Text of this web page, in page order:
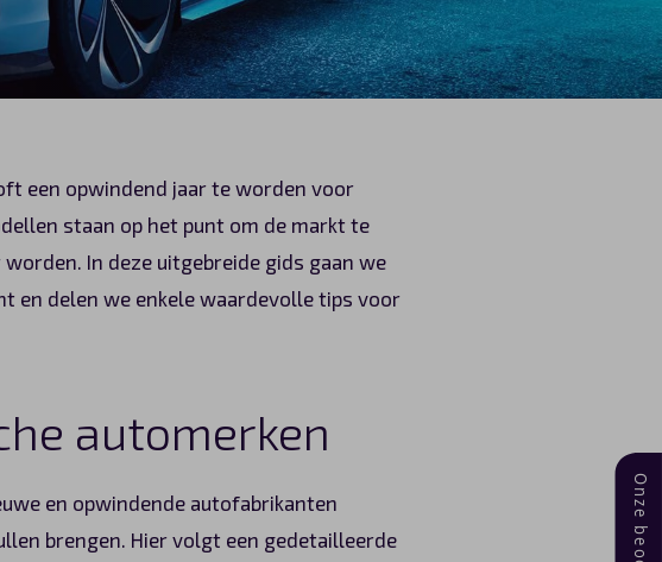
een opwindend jaar te worden voor
staan op het punt om de markt te
In deze uitgebreide gids gaan we
en delen we enkele waardevolle tips voor
automerken
en opwindende autofabrikanten
brengen. Hier volgt een gedetailleerde